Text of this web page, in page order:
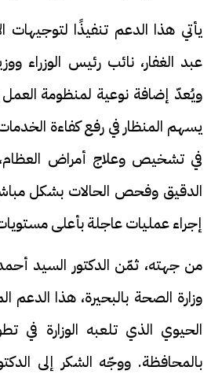
يأتي هذا الدعم تنفيذًا لتوجيهات
عبد الغفار، نائب رئيس الوزراء
ويُعدّ إضافة نوعية لمنظومة
يسهم المنظار في رفع كفاءة
في تشخيص وعلاج أمراض
الدقيق وفحص الحالات بشكل
إجراء عمليات عاجلة بأعلى
من جهته، ثمّن الدكتور السيد
وزارة الصحة بالبحيرة، هذا الدعم
الحيوي الذي تلعبه الوزارة في
بالمحافظة. ووجّه الشكر إلى